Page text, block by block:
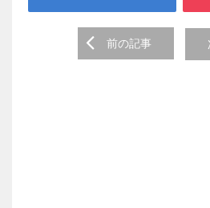
navigation
前の記事